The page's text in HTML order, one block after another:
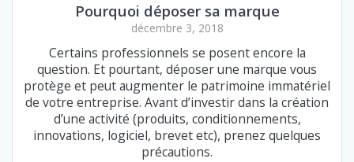
Pourquoi déposer sa marque
décembre 3, 2018
Certains professionnels se posent encore la
question. Et pourtant, déposer une marque vous
protège et peut augmenter le patrimoine immatériel
de votre entreprise. Avant d’investir dans la création
d’une activité (produits, conditionnements,
innovations, logiciel, brevet etc), prenez quelques
précautions.